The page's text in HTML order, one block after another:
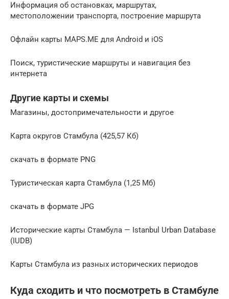
Информация об остановках, маршрутах,
местоположении транспорта, построение маршрута
Офлайн карты MAPS.ME для Android и iOS
Поиск, туристические маршруты и навигация без
интернета
Другие карты и схемы
Магазины, достопримечательности и другое
Карта округов Стамбула (425,57 Кб)
скачать в формате PNG
Туристическая карта Стамбула (1,25 Мб)
скачать в формате JPG
Исторические карты Стамбула — Istanbul Urban Database
(IUDB)
Карты Стамбула из разных исторических периодов
Куда сходить и что посмотреть в Стамбуле